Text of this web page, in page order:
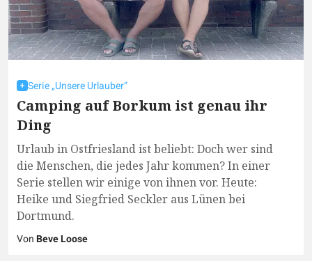
Serie „Unsere Urlauber“
Camping auf Borkum ist genau ihr
Ding
Urlaub in Ostfriesland ist beliebt: Doch wer sind
die Menschen, die jedes Jahr kommen? In einer
Serie stellen wir einige von ihnen vor. Heute:
Heike und Siegfried Seckler aus Lünen bei
Dortmund.
VonBeve Loose